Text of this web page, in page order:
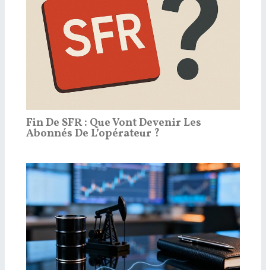
Fin De SFR : Que Vont Devenir Les
Abonnés De L’opérateur ?